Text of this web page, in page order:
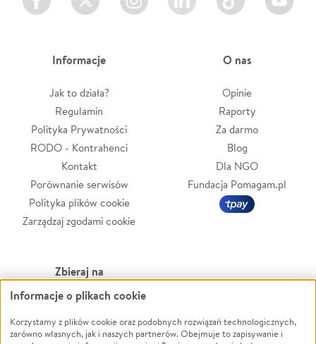
Informacje
Jak to działa?
Regulamin
Polityka Prywatności
RODO - Kontrahenci
Kontakt
Porównanie serwisów
Polityka plików cookie
Zarządzaj zgodami cookie
O nas
Opinie
Raporty
Za darmo
Blog
Dla NGO
Fundacja Pomagam.pl
Zbieraj na
Leczenie
Zwierzęta
Pożar
Powódź
Wichura
Informacje o plikach cookie
Korzystamy z plików cookie oraz podobnych rozwiązań technologicznych,
zarówno własnych, jak i naszych partnerów. Obejmuje to zapisywanie i